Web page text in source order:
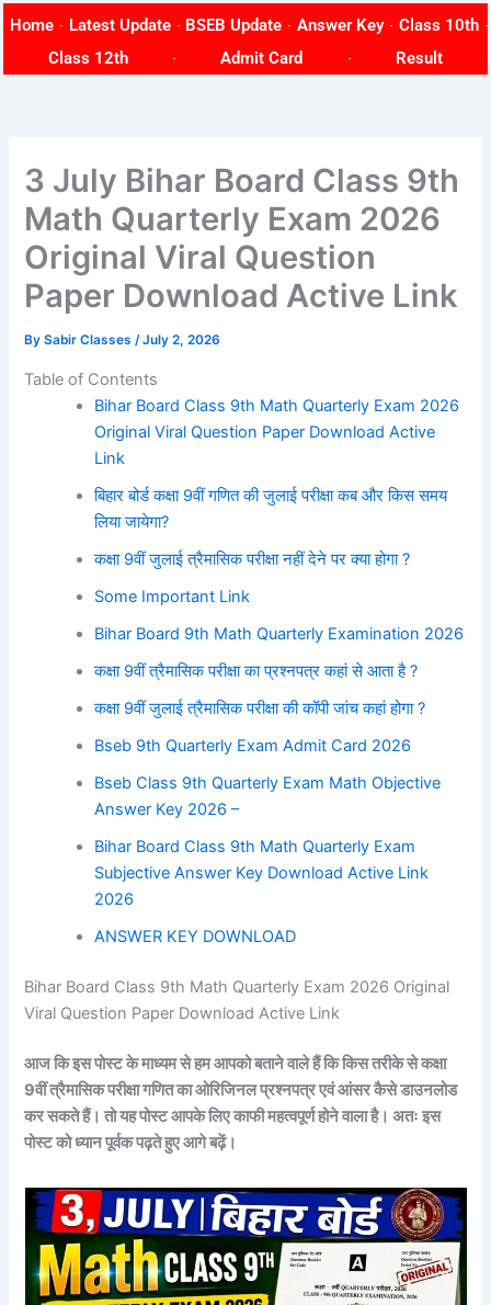
content
Home Latest Update BSEB Update Answer Key
Class 10th
Class 12th
Admit Card Result
3 July Bihar Board Class 9th
Math Quarterly Exam 2026
Original Viral Question
Paper Download Active Link
BySabir Classes/July 2, 2026
Table of Contents
Bihar Board Class 9th Math Quarterly Exam 2026
Original Viral Question Paper Download Active
Link
बिहार बोर्ड कक्षा 9वीं गणित की जुलाई परीक्षा कब और किस समय
लिया जायेगा?
कक्षा 9वीं जुलाई त्रैमासिक परीक्षा नहीं देने पर क्या होगा ?
Some Important Link
Bihar Board 9th Math Quarterly Examination 2026
कक्षा 9वीं त्रैमासिक परीक्षा का प्रश्नपत्र कहां से आता है ?
कक्षा 9वीं जुलाई त्रैमासिक परीक्षा की कॉपी जांच कहां होगा ?
Bseb 9th Quarterly Exam Admit Card 2026
Bseb Class 9th Quarterly Exam Math Objective
Answer Key 2026 –
Bihar Board Class 9th Math Quarterly Exam
Subjective Answer Key Download Active Link
2026
ANSWER KEY DOWNLOAD
Bihar Board Class 9th Math Quarterly Exam 2026 Original
Viral Question Paper Download Active Link
आज कि इस पोस्ट के माध्यम से हम आपको बताने वाले हैं कि किस तरीके से कक्षा
9वीं त्रैमासिक परीक्षा गणित का ओरिजिनल प्रश्नपत्र एवं आंसर कैसे डाउनलोड
कर सकते हैं। तो यह पोस्ट आपके लिए काफी महत्वपूर्ण होने वाला है। अतः इस
पोस्ट को ध्यान पूर्वक पढ़ते हुए आगे बढ़ें।